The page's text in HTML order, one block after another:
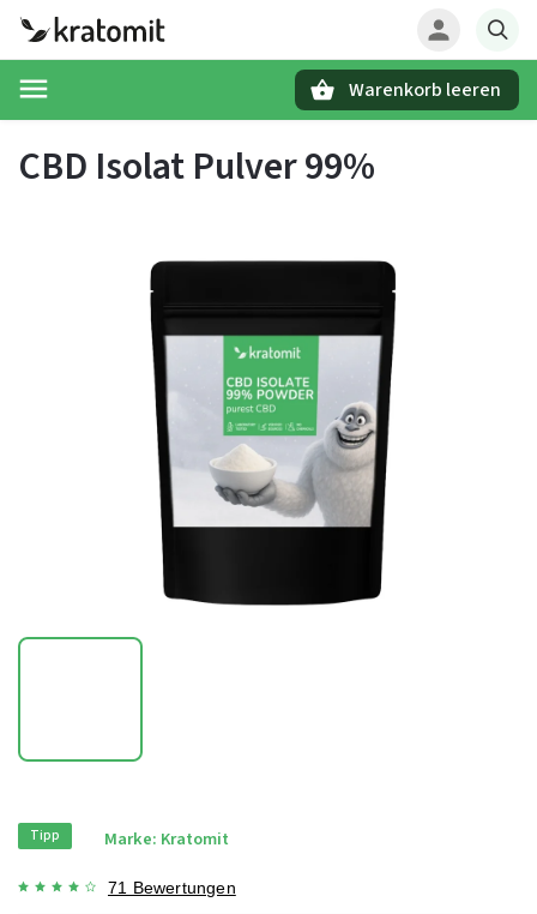
Warenkorb leeren
CBD Isolat Pulver 99%
Tipp
71 Bewertungen
Marke: Kratomit